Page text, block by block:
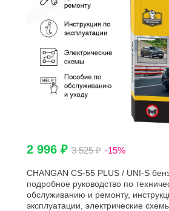
2 996 ₽ 3 525 ₽ -15%
CHANGAN CS-55 PLUS / UNI-S
подробное руководство по
обслуживанию и ремонту,
эксплуатации, электрические